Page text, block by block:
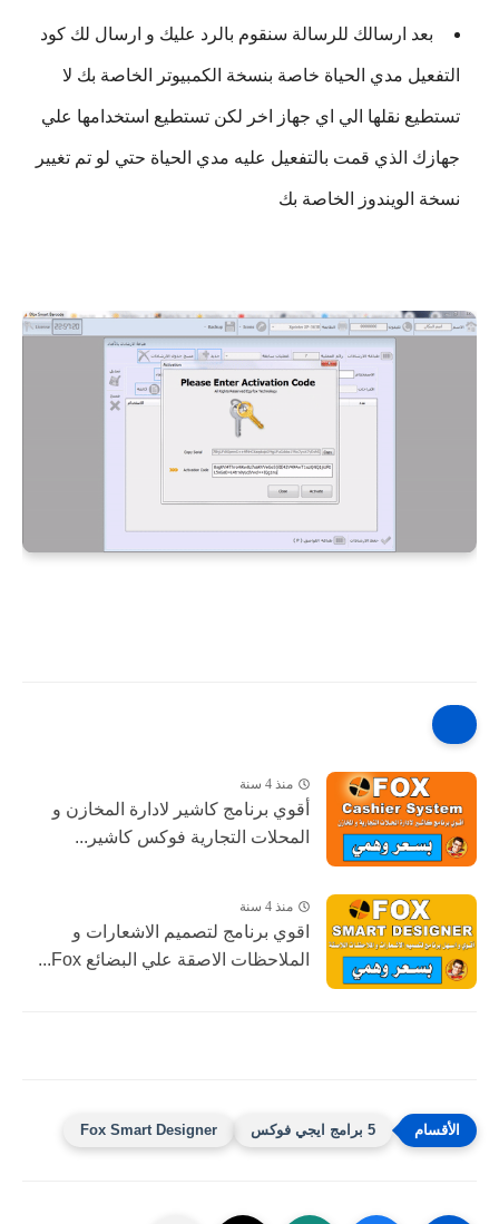
بعد ارسالك للرسالة سنقوم بالرد عليك و ارسال لك كود
التفعيل مدي الحياة خاصة بنسخة الكمبيوتر الخاصة بك لا
تستطيع نقلها الي اي جهاز اخر لكن تستطيع استخدامها علي
جهازك الذي قمت بالتفعيل عليه مدي الحياة حتي لو تم تغيير
نسخة الويندوز الخاصة بك
منذ 4 سنة
أقوي برنامج كاشير لادارة المخازن و
المحلات التجارية فوكس كاشير...
منذ 4 سنة
اقوي برنامج لتصميم الاشعارات و
الملاحظات الاصقة علي البضائع Fox...
5 برامج ايجي فوكس Fox Smart Designer